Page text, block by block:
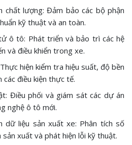
chất lượng: Đảm bảo các bộ phận
kỹ thuật và an toàn.
ô tô: Phát triển và bảo trì các hệ
và điều khiển trong xe.
hiện kiểm tra hiệu suất, độ bền
điều kiện thực tế.
Điều phối và giám sát các dự án
nghệ ô tô mới.
dữ liệu sản xuất xe: Phân tích số
xuất và phát hiện lỗi kỹ thuật.